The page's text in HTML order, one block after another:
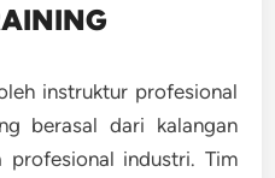
instruktur profesional
berasal dari kalangan
profesional industri. Tim